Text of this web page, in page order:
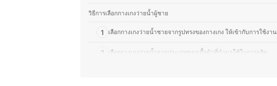
วิธีการเลือกกางเกงว่ายน้ำผู้ชาย
1 เลือกกางเกงว่ายน้ำชายจากรูปทรงของกางเกง ให้เข้ากับการใช้งาน
2 เลือกกางเกงว่ายน้ำจากประเภทของเนื้อผ้าที่นำมาใช้ในการผลิต